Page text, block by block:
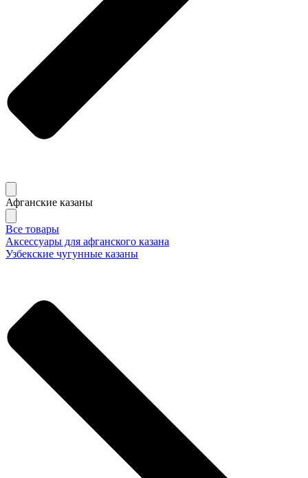
Афганские казаны
Все товары
Аксессуары для афганского казана
Узбекские чугунные казаны